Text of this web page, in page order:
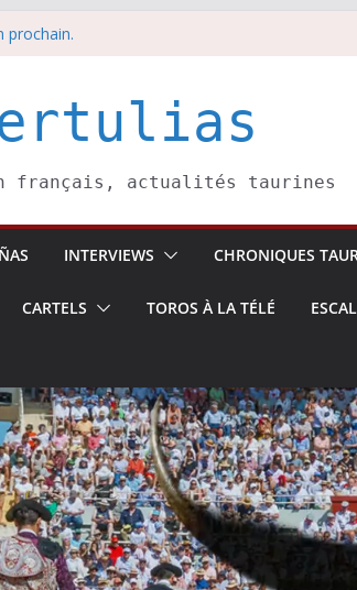
prochain.
français, actualités taurines
INTERVIEWS CHRONIQUES
CARTELS TOROS À LA TÉLÉ